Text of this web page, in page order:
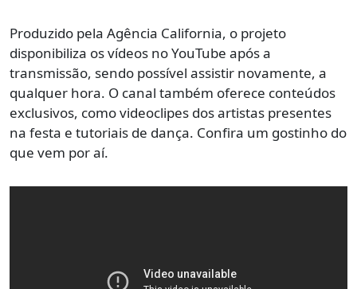
Produzido pela Agência California, o projeto
disponibiliza os vídeos no YouTube após a
transmissão, sendo possível assistir novamente, a
qualquer hora. O canal também oferece conteúdos
exclusivos, como videoclipes dos artistas presentes
na festa e tutoriais de dança. Confira um gostinho do
que vem por aí.